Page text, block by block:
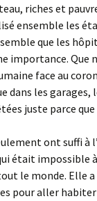
riches et
ensemble les
que les
importance. Que
face au
dans les garages,
juste parce
ont suffi à
était impossible
le monde. Elle
pour aller